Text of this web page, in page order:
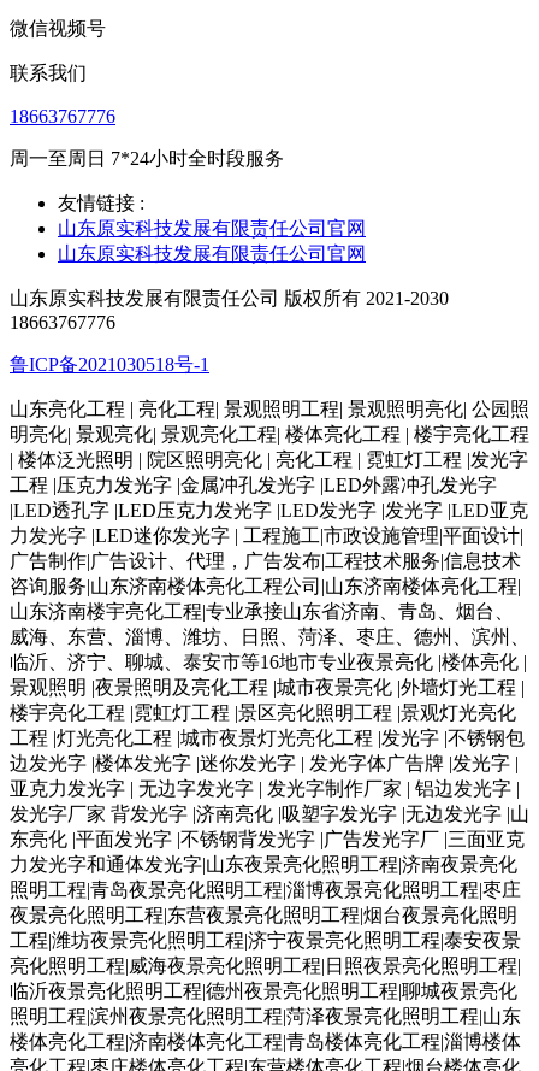
微信视频号
联系我们
18663767776
周一至周日 7*24小时全时段服务
友情链接 :
山东原实科技发展有限责任公司官网
山东原实科技发展有限责任公司官网
山东原实科技发展有限责任公司 版权所有 2021-2030
18663767776
鲁ICP备2021030518号-1
山东亮化工程 | 亮化工程| 景观照明工程| 景观照明亮化| 公园照
明亮化| 景观亮化| 景观亮化工程| 楼体亮化工程 | 楼宇亮化工程
| 楼体泛光照明 | 院区照明亮化 | 亮化工程 | 霓虹灯工程 |发光字
工程 |压克力发光字 |金属冲孔发光字 |LED外露冲孔发光字
|LED透孔字 |LED压克力发光字 |LED发光字 |发光字 |LED亚克
力发光字 |LED迷你发光字 | 工程施工|市政设施管理|平面设计|
广告制作|广告设计、代理，广告发布|工程技术服务|信息技术
咨询服务|山东济南楼体亮化工程公司|山东济南楼体亮化工程|
山东济南楼宇亮化工程|专业承接山东省济南、青岛、烟台、
威海、东营、淄博、潍坊、日照、菏泽、枣庄、德州、滨州、
临沂、济宁、聊城、泰安市等16地市专业夜景亮化 |楼体亮化 |
景观照明 |夜景照明及亮化工程 |城市夜景亮化 |外墙灯光工程 |
楼宇亮化工程 |霓虹灯工程 |景区亮化照明工程 |景观灯光亮化
工程 |灯光亮化工程 |城市夜景灯光亮化工程 |发光字 |不锈钢包
边发光字 |楼体发光字 |迷你发光字 | 发光字体广告牌 |发光字 |
亚克力发光字 | 无边字发光字 | 发光字制作厂家 | 铝边发光字 |
发光字厂家 背发光字 |济南亮化 |吸塑字发光字 |无边发光字 |山
东亮化 |平面发光字 |不锈钢背发光字 |广告发光字厂 |三面亚克
力发光字和通体发光字|山东夜景亮化照明工程|济南夜景亮化
照明工程|青岛夜景亮化照明工程|淄博夜景亮化照明工程|枣庄
夜景亮化照明工程|东营夜景亮化照明工程|烟台夜景亮化照明
工程|潍坊夜景亮化照明工程|济宁夜景亮化照明工程|泰安夜景
亮化照明工程|威海夜景亮化照明工程|日照夜景亮化照明工程|
临沂夜景亮化照明工程|德州夜景亮化照明工程|聊城夜景亮化
照明工程|滨州夜景亮化照明工程|菏泽夜景亮化照明工程|山东
楼体亮化工程|济南楼体亮化工程|青岛楼体亮化工程|淄博楼体